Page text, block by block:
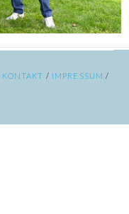
KONTAKT / IMPRESSUM /